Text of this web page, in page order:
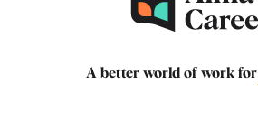
A better world of work for